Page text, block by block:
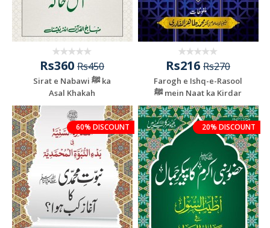
Rs360 Rs450
Sirat e Nabawi ﷺ ka
Asal Khakah
Rs216 Rs270
Farogh e Ishq-e-Rasool
ﷺ mein Naat ka Kirdar
60% DISCOUNT 20% DISCOUNT